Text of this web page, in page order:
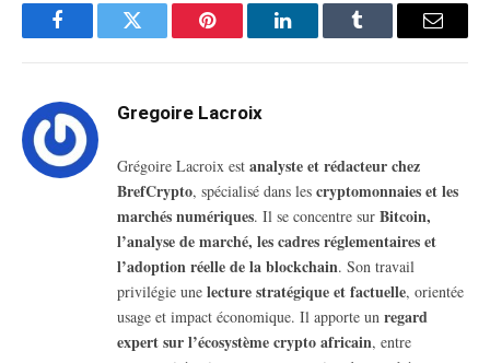
FacebookTwitter Pinterest LinkedInTumblr Email
Gregoire Lacroix
Grégoire Lacroix est analyste et rédacteur chez
BrefCrypto, spécialisé dans les cryptomonnaies et les
marchés numériques. Il se concentre sur Bitcoin,
l’analyse de marché, les cadres réglementaires et
l’adoption réelle de la blockchain. Son travail
privilégie une lecture stratégique et factuelle, orientée
usage et impact économique. Il apporte un regard
expert sur l’écosystème crypto africain, entre